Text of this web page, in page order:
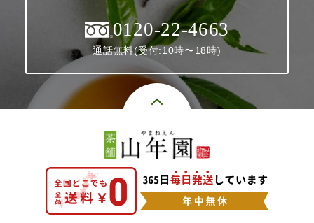
0120-22-4663
通話無料(受付:10時〜18時)